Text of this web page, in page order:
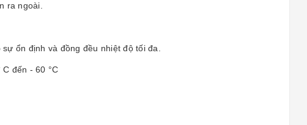
ra ngoài.
ổn định và đồng đều nhiệt độ tối đa.
đến - 60 °C